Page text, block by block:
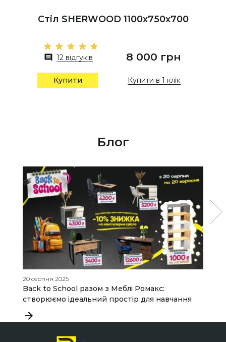
Стіл SHERWOOD 1100х750х700
12 відгуків 8 000 грн
Купити Купити в 1 клік
Блог
20 серпня 2025
Back to School разом з Меблі Ромакс:
створюємо ідеальний простір для навчання